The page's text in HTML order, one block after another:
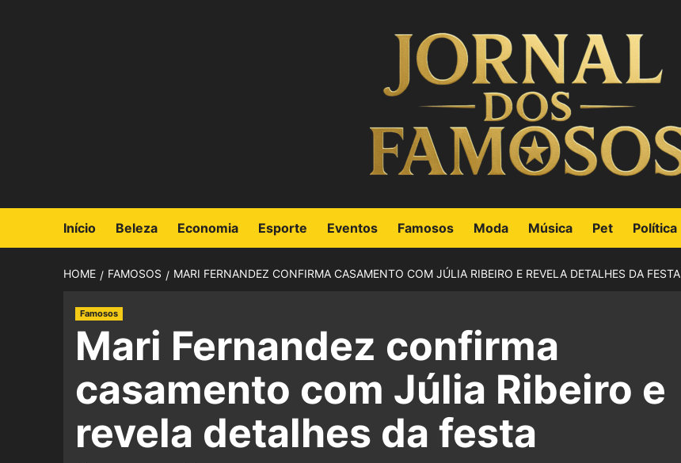
Início Beleza Economia Esporte Eventos Famosos Moda Música Pet Política
HOME FAMOSOS MARI FERNANDEZ CONFIRMA CASAMENTO COM JÚLIA RIBEIRO E REVELA DETALHES DA FESTA
Famosos
Mari Fernandez confirma
casamento com Júlia Ribeiro e
revela detalhes da festa